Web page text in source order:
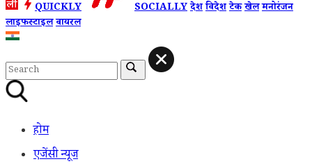
QUICKLY SOCIALLYदेशविदेशटेकखेलमनोरंजन
लाइफस्टाइलवायरल
होम
एजेंसी न्यूज